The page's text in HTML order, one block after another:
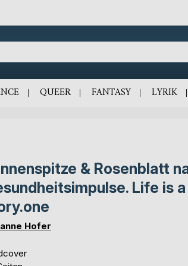
QUEER FANTASY LYRIK
& Rosenblatt
Life is
Hofer